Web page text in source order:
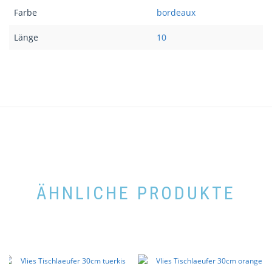
Farbe bordeaux
Länge 10
ÄHNLICHE PRODUKTE